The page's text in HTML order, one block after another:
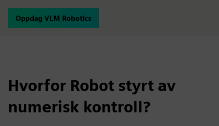
Oppdag VLM Robotics
Hvorfor Robot styrt av
numerisk kontroll?